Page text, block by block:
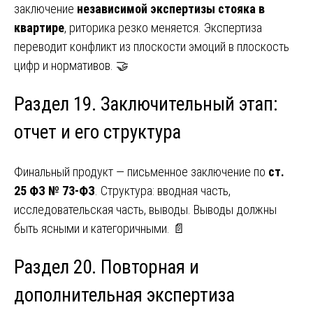
заключение независимой экспертизы стояка в
квартире, риторика резко меняется. Экспертиза
переводит конфликт из плоскости эмоций в плоскость
цифр и нормативов. 🤝
Раздел 19. Заключительный этап:
отчет и его структура
Финальный продукт — письменное заключение по ст.
25 ФЗ № 73-ФЗ . Структура: вводная часть,
исследовательская часть, выводы. Выводы должны
быть ясными и категоричными. 📄
Раздел 20. Повторная и
дополнительная экспертиза